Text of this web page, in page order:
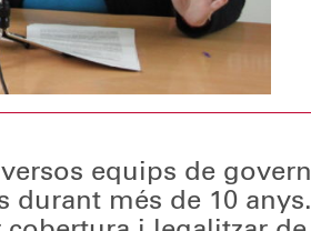
equips de govern
durant més de 10 anys.